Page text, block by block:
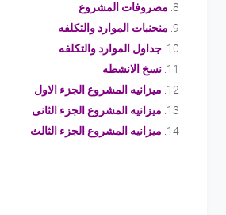
مصروفات المشروع
منحنبات الموارد والتكلفه
جداول الموارد والتكلفه
نسخ الانشطه
ميزانيه المشروع الجزء الاول
ميزانيه المشروع الجزء الثانى
ميزانيه المشروع الجزء الثالث